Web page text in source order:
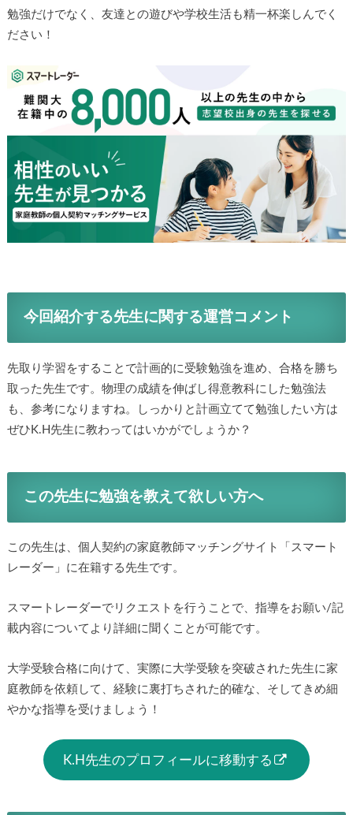
勉強だけでなく、友達との遊びや学校生活も精一杯楽しんでく
ださい！
今回紹介する先生に関する運営コメント
先取り学習をすることで計画的に受験勉強を進め、合格を勝ち
取った先生です。物理の成績を伸ばし得意教科にした勉強法
も、参考になりますね。しっかりと計画立てて勉強したい方は
ぜひK.H先生に教わってはいかがでしょうか？
この先生に勉強を教えて欲しい方へ
この先生は、個人契約の家庭教師マッチングサイト「スマート
レーダー」に在籍する先生です。
スマートレーダーでリクエストを行うことで、指導をお願い/記
載内容についてより詳細に聞くことが可能です。
大学受験合格に向けて、実際に大学受験を突破された先生に家
庭教師を依頼して、経験に裏打ちされた的確な、そしてきめ細
やかな指導を受けましょう！
K.H先生のプロフィールに移動する